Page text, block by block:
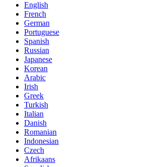
English
French
German
Portuguese
Spanish
Russian
Japanese
Korean
Arabic
Irish
Greek
Turkish
Italian
Danish
Romanian
Indonesian
Czech
Afrikaans